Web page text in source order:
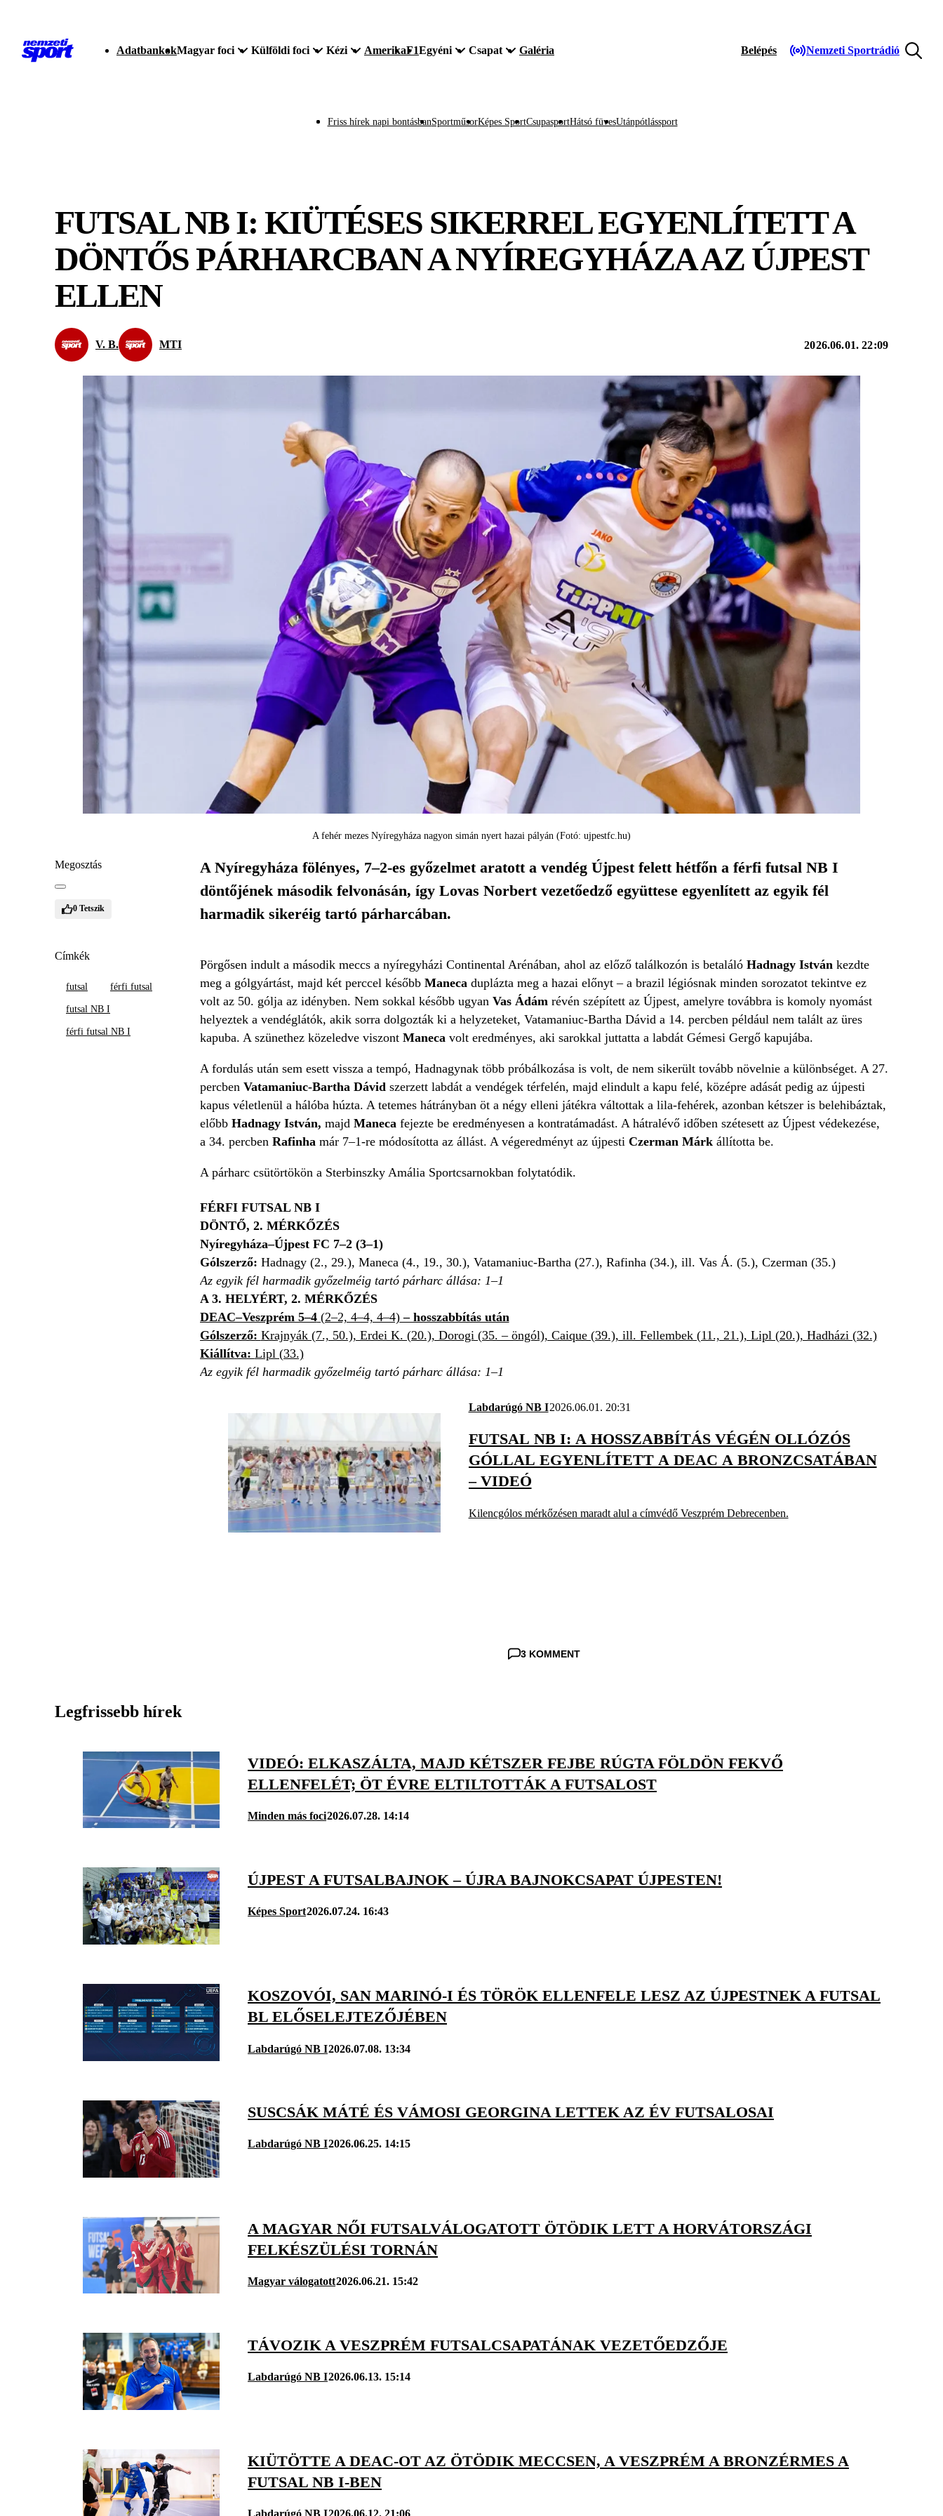
AdatbankokMagyar foci Külföldi foci Kézi AmerikaF1Egyéni Csapat Galéria Belépés Nemzeti Sportrádió
Friss hírek napi bontásbanSportműsorKépes SportCsupasportHátsó füvesUtánpótlássport
FUTSAL NB I: KIÜTÉSES SIKERREL EGYENLÍTETT A
DÖNTŐS PÁRHARCBAN A NYÍREGYHÁZA AZ ÚJPEST
ELLEN
V. B. MTI 2026.06.01. 22:09
A fehér mezes Nyíregyháza nagyon simán nyert hazai pályán (Fotó: ujpestfc.hu)
Megosztás
0 Tetszik
Címkék
futsal férfi futsal
futsal NB I
férfi futsal NB I
A Nyíregyháza fölényes, 7–2-es győzelmet aratott a vendég Újpest felett hétfőn a férfi futsal NB I
döntőjének második felvonásán, így Lovas Norbert vezetőedző együttese egyenlített az egyik fél
harmadik sikeréig tartó párharcában.
Pörgősen indult a második meccs a nyíregyházi Continental Arénában, ahol az előző találkozón is betaláló Hadnagy István kezdte
meg a gólgyártást, majd két perccel később Maneca duplázta meg a hazai előnyt – a brazil légiósnak minden sorozatot tekintve ez
volt az 50. gólja az idényben. Nem sokkal később ugyan Vas Ádám révén szépített az Újpest, amelyre továbbra is komoly nyomást
helyeztek a vendéglátók, akik sorra dolgozták ki a helyzeteket, Vatamaniuc-Bartha Dávid a 14. percben például nem talált az üres
kapuba. A szünethez közeledve viszont Maneca volt eredményes, aki sarokkal juttatta a labdát Gémesi Gergő kapujába.
A fordulás után sem esett vissza a tempó, Hadnagynak több próbálkozása is volt, de nem sikerült tovább növelnie a különbséget. A 27.
percben Vatamaniuc-Bartha Dávid szerzett labdát a vendégek térfelén, majd elindult a kapu felé, középre adását pedig az újpesti
kapus véletlenül a hálóba húzta. A tetemes hátrányban öt a négy elleni játékra váltottak a lila-fehérek, azonban kétszer is belehibáztak,
előbb Hadnagy István, majd Maneca fejezte be eredményesen a kontratámadást. A hátralévő időben szétesett az Újpest védekezése,
a 34. percben Rafinha már 7–1-re módosította az állást. A végeredményt az újpesti Czerman Márkállította be.
A párharc csütörtökön a Sterbinszky Amália Sportcsarnokban folytatódik.
FÉRFI FUTSAL NB I
DÖNTŐ, 2. MÉRKŐZÉS
Nyíregyháza–Újpest FC 7–2 (3–1)
Gólszerző: Hadnagy (2., 29.), Maneca (4., 19., 30.), Vatamaniuc-Bartha (27.), Rafinha (34.), ill. Vas Á. (5.), Czerman (35.)
Az egyik fél harmadik győzelméig tartó párharc állása: 1–1
A 3. HELYÉRT, 2. MÉRKŐZÉS
DEAC–Veszprém 5–4(2–2, 4–4, 4–4)– hosszabbítás után
Gólszerző: Krajnyák (7., 50.), Erdei K. (20.), Dorogi (35. – öngól), Caique (39.), ill. Fellembek (11., 21.), Lipl (20.), Hadházi (32.)
Kiállítva: Lipl (33.)
Az egyik fél harmadik győzelméig tartó párharc állása: 1–1
Labdarúgó NB I2026.06.01. 20:31
FUTSAL NB I: A HOSSZABBÍTÁS VÉGÉN OLLÓZÓS
GÓLLAL EGYENLÍTETT A DEAC A BRONZCSATÁBAN
– VIDEÓ
Kilencgólos mérkőzésen maradt alul a címvédő Veszprém Debrecenben.
3 KOMMENT
Legfrissebb hírek
VIDEÓ: ELKASZÁLTA, MAJD KÉTSZER FEJBE RÚGTA FÖLDÖN FEKVŐ
ELLENFELÉT; ÖT ÉVRE ELTILTOTTÁK A FUTSALOST
Minden más foci2026.07.28. 14:14
ÚJPEST A FUTSALBAJNOK – ÚJRA BAJNOKCSAPAT ÚJPESTEN!
Képes Sport2026.07.24. 16:43
KOSZOVÓI, SAN MARINÓ-I ÉS TÖRÖK ELLENFELE LESZ AZ ÚJPESTNEK A FUTSAL
BL ELŐSELEJTEZŐJÉBEN
Labdarúgó NB I2026.07.08. 13:34
SUSCSÁK MÁTÉ ÉS VÁMOSI GEORGINA LETTEK AZ ÉV FUTSALOSAI
Labdarúgó NB I2026.06.25. 14:15
A MAGYAR NŐI FUTSALVÁLOGATOTT ÖTÖDIK LETT A HORVÁTORSZÁGI
FELKÉSZÜLÉSI TORNÁN
Magyar válogatott2026.06.21. 15:42
TÁVOZIK A VESZPRÉM FUTSALCSAPATÁNAK VEZETŐEDZŐJE
Labdarúgó NB I2026.06.13. 15:14
KIÜTÖTTE A DEAC-OT AZ ÖTÖDIK MECCSEN, A VESZPRÉM A BRONZÉRMES A
FUTSAL NB I-BEN